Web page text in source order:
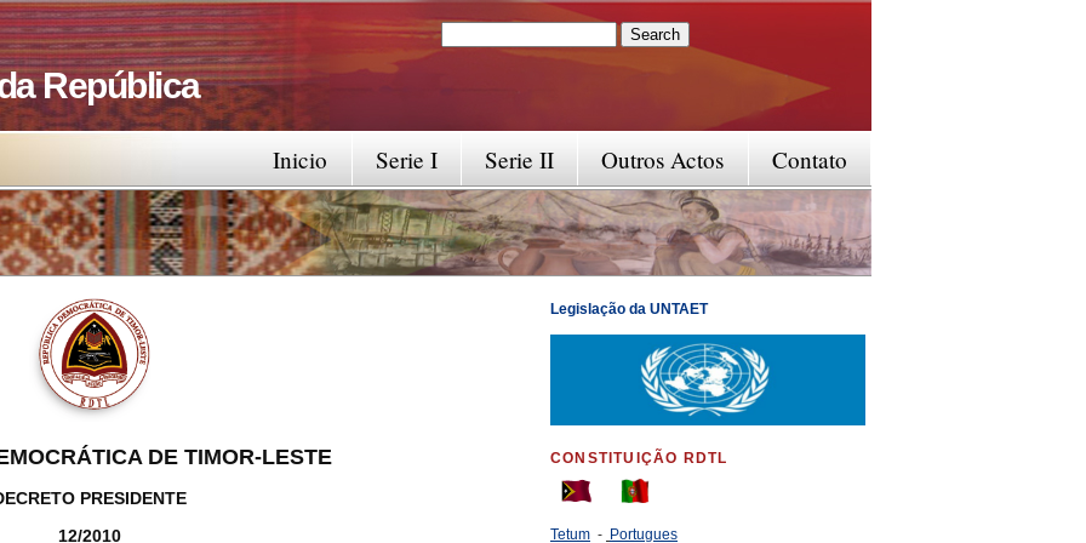
República
Search form
Contato
Outros Actos
Serie II
Serie I
Inicio
DE TIMOR-LESTE
PRESIDENTE
12/2010
Legislação da UNTAET
CONSTITUIÇÃO RDTL
Tetum - Portugues